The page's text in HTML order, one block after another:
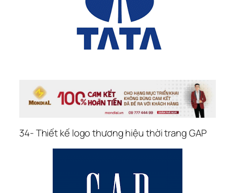
34- Thiết kế logo thương hiệu thời trang GAP